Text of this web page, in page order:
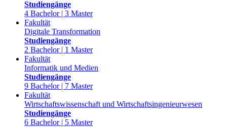
Studiengänge
4 Bachelor | 3 Master
Fakultät
Digitale Transformation
Studiengänge
2 Bachelor | 1 Master
Fakultät
Informatik und Medien
Studiengänge
9 Bachelor | 7 Master
Fakultät
Wirtschaftswissenschaft und Wirtschaftsingenieurwesen
Studiengänge
6 Bachelor | 5 Master